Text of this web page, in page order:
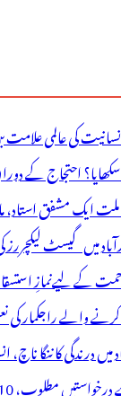
کی عالمی علامت
احتجاج کے دوران
ملت ایک مشفق
میں گیسٹ
کے لیےنمازِ
ناچ، انسانیت شرمسار ، پو
میں جاب میلہ، بیروزگار نوجوان استفادہ کریں